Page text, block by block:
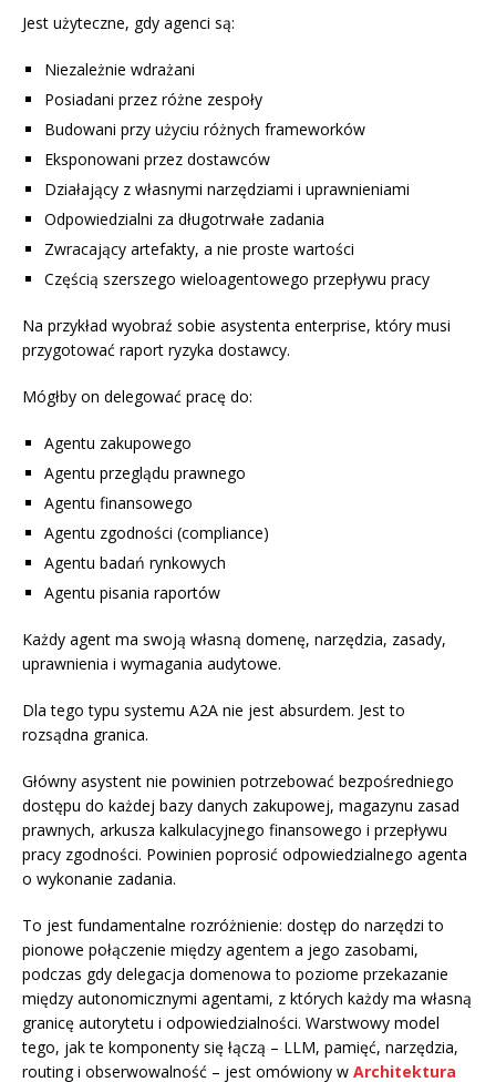
Jest użyteczne, gdy agenci są:
Niezależnie wdrażani
Posiadani przez różne zespoły
Budowani przy użyciu różnych frameworków
Eksponowani przez dostawców
Działający z własnymi narzędziami i uprawnieniami
Odpowiedzialni za długotrwałe zadania
Zwracający artefakty, a nie proste wartości
Częścią szerszego wieloagentowego przepływu pracy
Na przykład wyobraź sobie asystenta enterprise, który musi
przygotować raport ryzyka dostawcy.
Mógłby on delegować pracę do:
Agentu zakupowego
Agentu przeglądu prawnego
Agentu finansowego
Agentu zgodności (compliance)
Agentu badań rynkowych
Agentu pisania raportów
Każdy agent ma swoją własną domenę, narzędzia, zasady,
uprawnienia i wymagania audytowe.
Dla tego typu systemu A2A nie jest absurdem. Jest to
rozsądna granica.
Główny asystent nie powinien potrzebować bezpośredniego
dostępu do każdej bazy danych zakupowej, magazynu zasad
prawnych, arkusza kalkulacyjnego finansowego i przepływu
pracy zgodności. Powinien poprosić odpowiedzialnego agenta
o wykonanie zadania.
To jest fundamentalne rozróżnienie: dostęp do narzędzi to
pionowe połączenie między agentem a jego zasobami,
podczas gdy delegacja domenowa to poziome przekazanie
między autonomicznymi agentami, z których każdy ma własną
granicę autorytetu i odpowiedzialności. Warstwowy model
tego, jak te komponenty się łączą – LLM, pamięć, narzędzia,
routing i obserwowalność – jest omówiony w Architektura